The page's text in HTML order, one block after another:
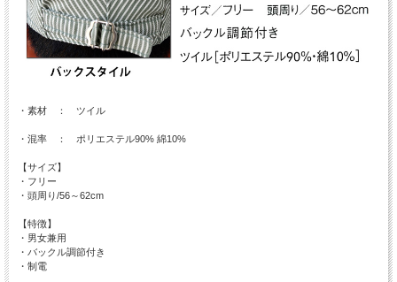
・素材 ： ツイル
・混率 ： ポリエステル90% 綿10%
【サイズ】
・フリー
・頭周り/56～62cm
【特徴】
・男女兼用
・バックル調節付き
・制電